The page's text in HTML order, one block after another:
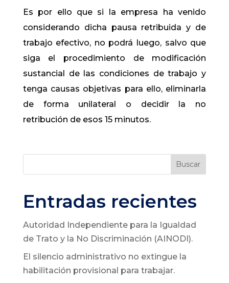
Es por ello que si la empresa ha venido
considerando dicha pausa retribuida y de
trabajo efectivo, no podrá luego, salvo que
siga el procedimiento de modificación
sustancial de las condiciones de trabajo y
tenga causas objetivas para ello, eliminarla
de forma unilateral o decidir la no
retribución de esos 15 minutos.
Buscar
Entradas recientes
Autoridad Independiente para la Igualdad
de Trato y la No Discriminación (AINODI).
El silencio administrativo no extingue la
habilitación provisional para trabajar.